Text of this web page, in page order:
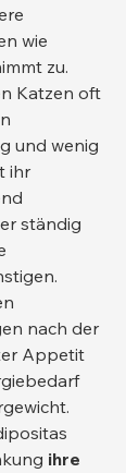
wie
zu.
Katzen oft
und wenig
ihr
ständig
nach der
Appetit
ihre